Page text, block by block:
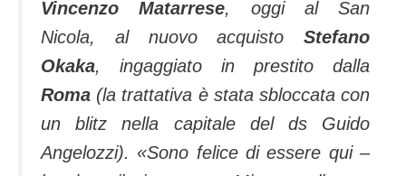
Vincenzo Matarrese, oggi al San
Nicola, al nuovo acquisto Stefano
Okaka, ingaggiato in prestito dalla
Roma (la trattativa è stata sbloccata con
un blitz nella capitale del ds Guido
Angelozzi). «Sono felice di essere qui –